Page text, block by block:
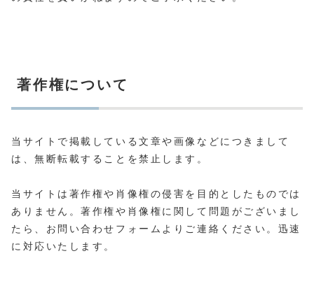
著作権について
当サイトで掲載している文章や画像などにつきまして
は、無断転載することを禁止します。
当サイトは著作権や肖像権の侵害を目的としたものでは
ありません。著作権や肖像権に関して問題がございまし
たら、お問い合わせフォームよりご連絡ください。迅速
に対応いたします。